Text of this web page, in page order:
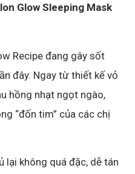
Glow Sleeping Mask
Recipe đang gây sốt
đây. Ngay từ thiết kế vỏ
hồng nhạt ngọt ngào,
“đốn tim” của các chị
lại không quá đặc, dễ tán